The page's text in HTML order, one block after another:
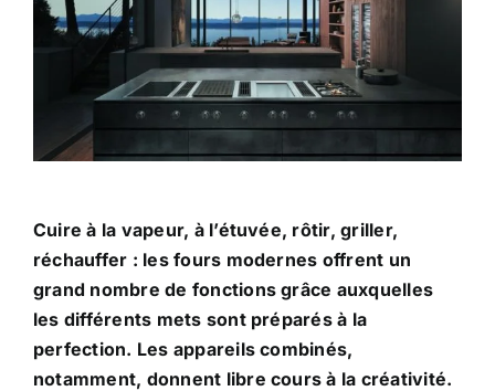
Cuire à la vapeur, à l’étuvée, rôtir, griller,
réchauffer : les fours modernes offrent un
grand nombre de fonctions grâce auxquelles
les différents mets sont préparés à la
perfection. Les appareils combinés,
notamment, donnent libre cours à la créativité.